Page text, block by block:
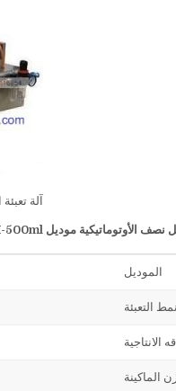
آلة
نصف الأوتوماتيكيةموديل500ml
الموديل
نمط التعبئة
الانتاجية
الماكينة